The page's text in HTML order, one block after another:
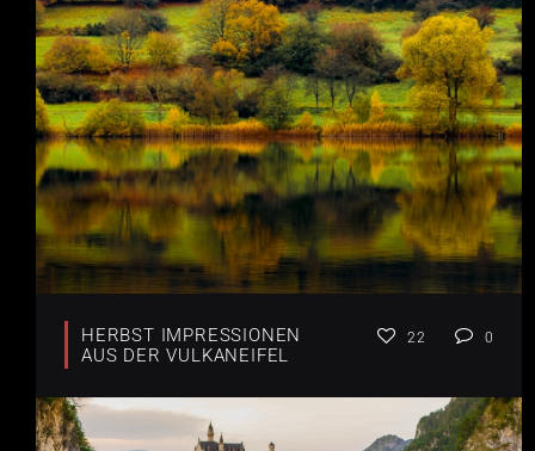
HERBST IMPRESSIONEN
AUS DER VULKANEIFEL
22 0